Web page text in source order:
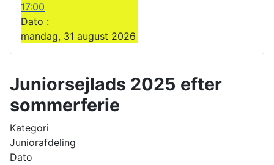
17:00
Dato :
mandag, 31 august 2026
Juniorsejlads 2025 efter
sommerferie
Kategori
Juniorafdeling
Dato